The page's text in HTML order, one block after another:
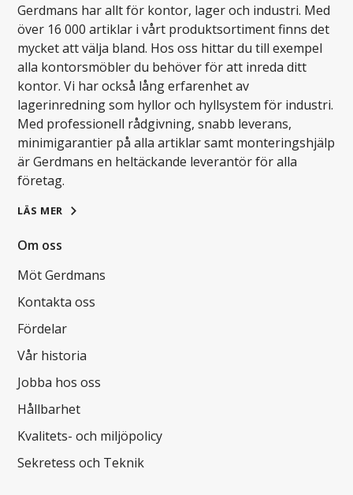
Gerdmans har allt för kontor, lager och industri. Med
över 16 000 artiklar i vårt produktsortiment finns det
mycket att välja bland. Hos oss hittar du till exempel
alla kontorsmöbler du behöver för att inreda ditt
kontor. Vi har också lång erfarenhet av
lagerinredning som hyllor och hyllsystem för industri.
Med professionell rådgivning, snabb leverans,
minimigarantier på alla artiklar samt monteringshjälp
är Gerdmans en heltäckande leverantör för alla
företag.
LÄS MER
Om oss
Möt Gerdmans
Kontakta oss
Fördelar
Vår historia
Jobba hos oss
Hållbarhet
Kvalitets- och miljöpolicy
Sekretess och Teknik